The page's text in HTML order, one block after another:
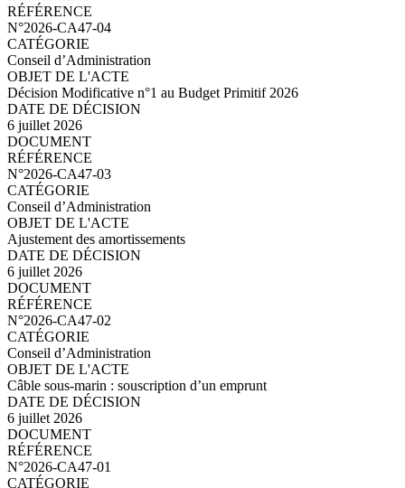
N°2026-CA47-04
Conseil d’Administration
Décision Modificative n°1 au Budget Primitif 2026
6 juillet 2026
N°2026-CA47-03
Conseil d’Administration
Ajustement des amortissements
6 juillet 2026
N°2026-CA47-02
Conseil d’Administration
Câble sous-marin : souscription d’un emprunt
6 juillet 2026
N°2026-CA47-01